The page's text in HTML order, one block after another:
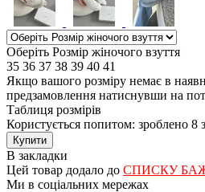
Оберіть Розмір жіночого взуття
35 36 37 38 39 40 41
Якщо вашого розміру немає в
предзамовлення натиснувши на
Таблиця розмірів
Користується попитом: зроблено 8
Купити
В закладки
Цей товар додало до СПИСКУ
Ми в соціальних мережах